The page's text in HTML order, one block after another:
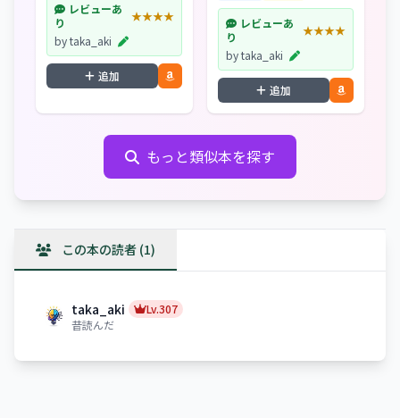
レビューあ
り
★★★★
by taka_aki
追加
け」にする→「パブロフ
の犬」。ビジネスに効く
テクニックとその心理を
一挙公開...
レビューあ
り
★★★★
by taka_aki
追加
もっと類似本を探す
この本の読者 (1)
taka_aki
Lv.307
昔読んだ